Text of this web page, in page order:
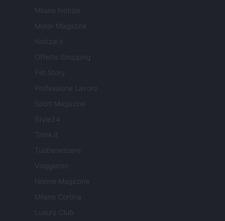
Milano Notizie
Motor Magazine
Notizie.it
Offerte Shopping
Pet Story
Professione Lavoro
Sport Magazine
Style24
Think.it
Tuobenessere
Viaggiamo
Nonne Magazine
Milano Cortina
Luxury Club